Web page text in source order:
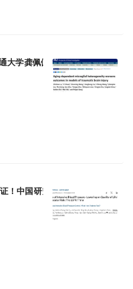
大学龚佩佩等团队发现降糖药竟
！中国研究结果显示，强化 降压